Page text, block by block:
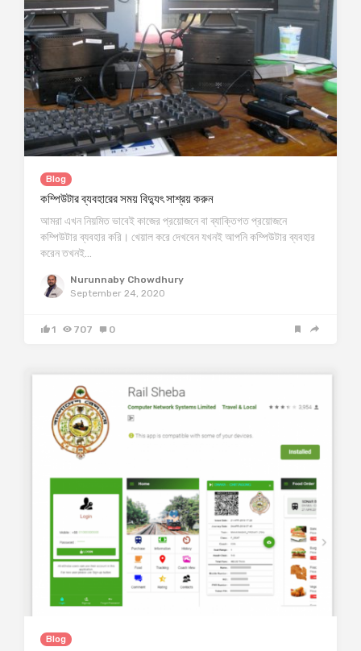
Blog
কম্পিউটার ব্যবহারের সময় বিদ্যুৎ সাশ্রয় করুন
আমরা এখন নিয়মিত ভাবেই কাজের প্রয়োজনে বা ব্যাক্তিগত প্রয়োজনে
কম্পিউটার ব্যবহার করি। খেয়াল করে দেখবেন যখনই আপনি কম্পিউটার ব্যবহার
করেন তখনই…
Nurunnaby Chowdhury
September 24, 2020
1 707 0
Blog